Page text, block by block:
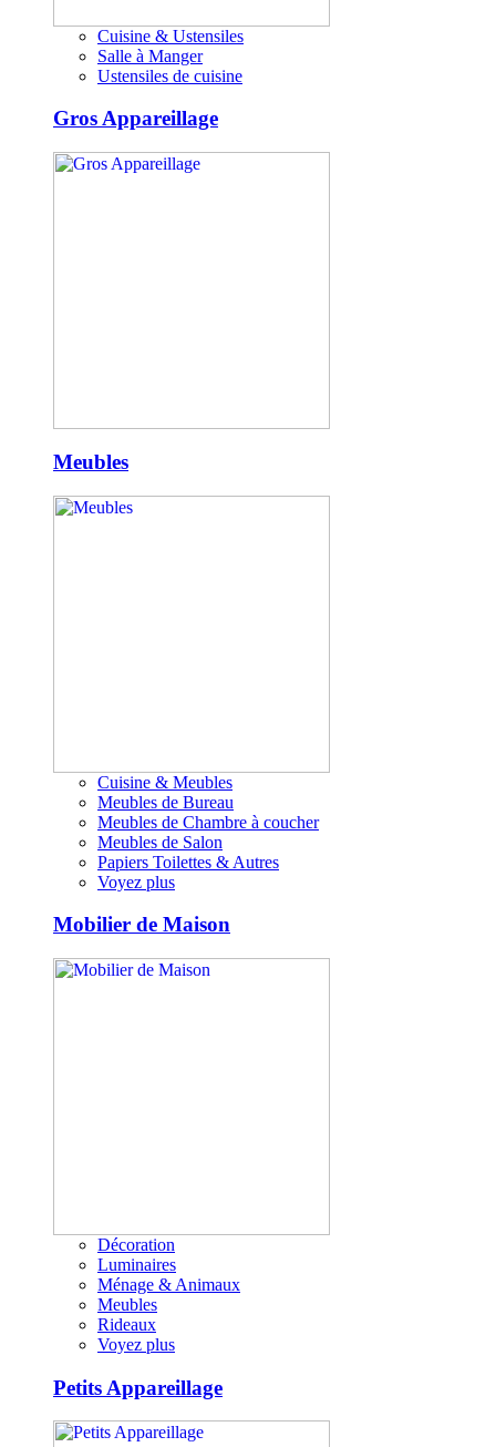
Cuisine & Ustensiles
Salle à Manger
Ustensiles de cuisine
Gros Appareillage
Meubles
Cuisine & Meubles
Meubles de Bureau
Meubles de Chambre à coucher
Meubles de Salon
Papiers Toilettes & Autres
Voyez plus
Mobilier de Maison
Décoration
Luminaires
Ménage & Animaux
Meubles
Rideaux
Voyez plus
Petits Appareillage